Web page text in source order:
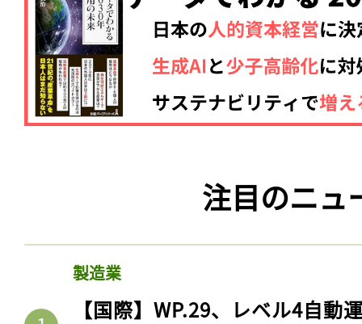
注目のニュ
製造業
【国際】WP.29、レベル4自動